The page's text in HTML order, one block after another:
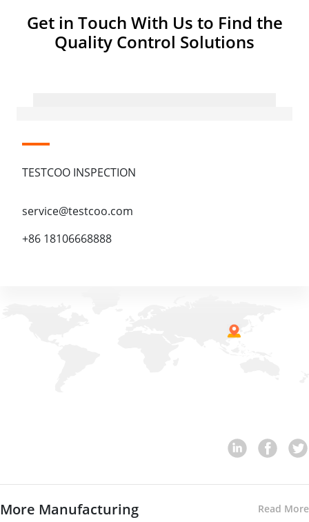
Get in Touch With Us to Find the
Quality Control Solutions
TESTCOO INSPECTION
service@testcoo.com
+86 18106668888
More Manufacturing Read More